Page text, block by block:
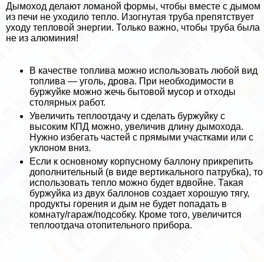
Дымоход делают ломаной формы, чтобы вместе с дымом
из печи не уходило тепло. Изогнутая труба препятствует
уходу тепловой энергии. Только важно, чтобы труба была
не из алюминия!
В качестве топлива можно использовать любой вид
топлива — уголь, дрова. При необходимости в
буржуйке можно жечь бытовой мусор и отходы
столярных работ.
Увеличить теплоотдачу и сделать буржуйку с
высоким КПД можно, увеличив длину дымохода.
Нужно избегать частей с прямыми участками или с
уклоном вниз.
Если к основному корпусному баллону прикрепить
дополнительный (в виде вертикального патрубка), то
использовать тепло можно будет вдвойне. Такая
буржуйка из двух баллонов создает хорошую тягу,
продукты горения и дым не будет попадать в
комнату/гараж/подсобку. Кроме того, увеличится
теплоотдача отопительного прибора.